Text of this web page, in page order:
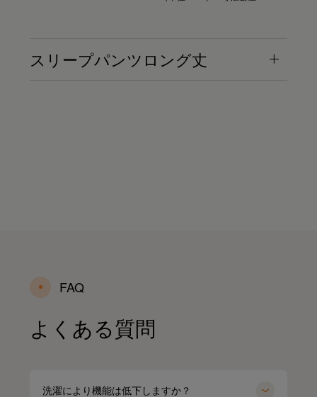
スリープパンツロング丈
FAQ
よくある質問
洗濯により機能は低下しますか？